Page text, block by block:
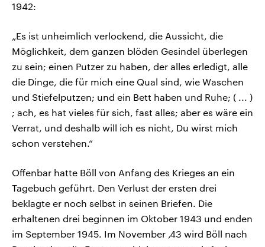
1942:
„Es ist unheimlich verlockend, die Aussicht, die
Möglichkeit, dem ganzen blöden Gesindel überlegen
zu sein; einen Putzer zu haben, der alles erledigt, alle
die Dinge, die für mich eine Qual sind, wie Waschen
und Stiefelputzen; und ein Bett haben und Ruhe; ( ... )
; ach, es hat vieles für sich, fast alles; aber es wäre ein
Verrat, und deshalb will ich es nicht, Du wirst mich
schon verstehen.“
Offenbar hatte Böll von Anfang des Krieges an ein
Tagebuch geführt. Den Verlust der ersten drei
beklagte er noch selbst in seinen Briefen. Die
erhaltenen drei beginnen im Oktober 1943 und enden
im September 1945. Im November ‚43 wird Böll nach